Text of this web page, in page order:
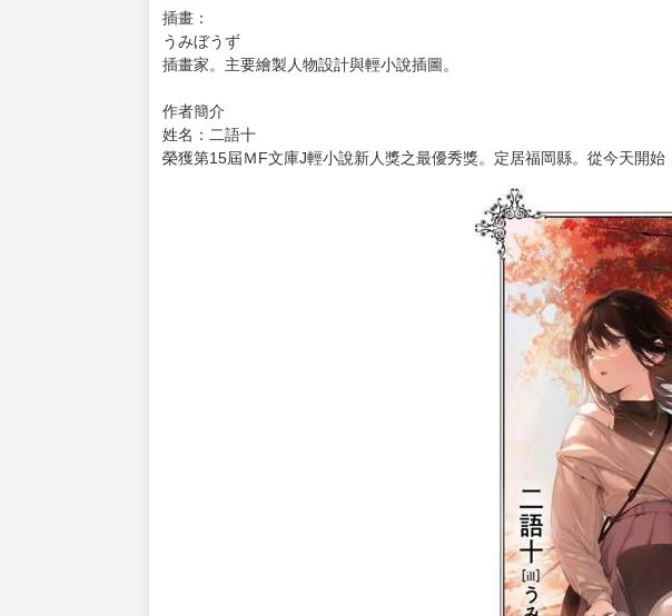
我──君塚君彥為了修復世界喪失的記錄而做為名偵探的助手一同進行調查
發現了這個異常狀況背後的原因有可能是怪盜‧亞森。
並且在怪盜的真面目恐怕是世界上最糟糕的犯罪者──亞伯‧Ａ‧荀白克的假
「君塚，你記得一點。所謂的正義，在面對真正的邪惡時根本靠不住腳。」
最終被攤到陽光下的，是各種正義過去挑戰巨大邪惡的記錄。
是被這個世界藏匿起來的《§虛空曆錄（Akashic records）§》的真面目。
這是一段追求正義的存在們面對理想與意志考驗的無名英雄活劇。
榮獲第15屆ＭF文庫J輕小說新人獎之最優秀獎。定居福岡縣。從今天開